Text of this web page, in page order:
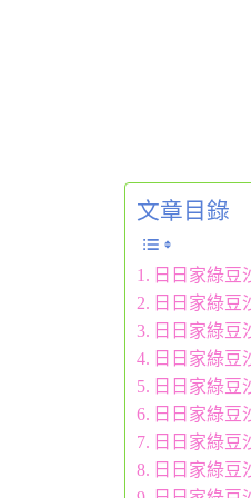
文章目錄
日日家綠豆
日日家綠豆
日日家綠豆
日日家綠豆
日日家綠豆
日日家綠豆
日日家綠豆
日日家綠豆